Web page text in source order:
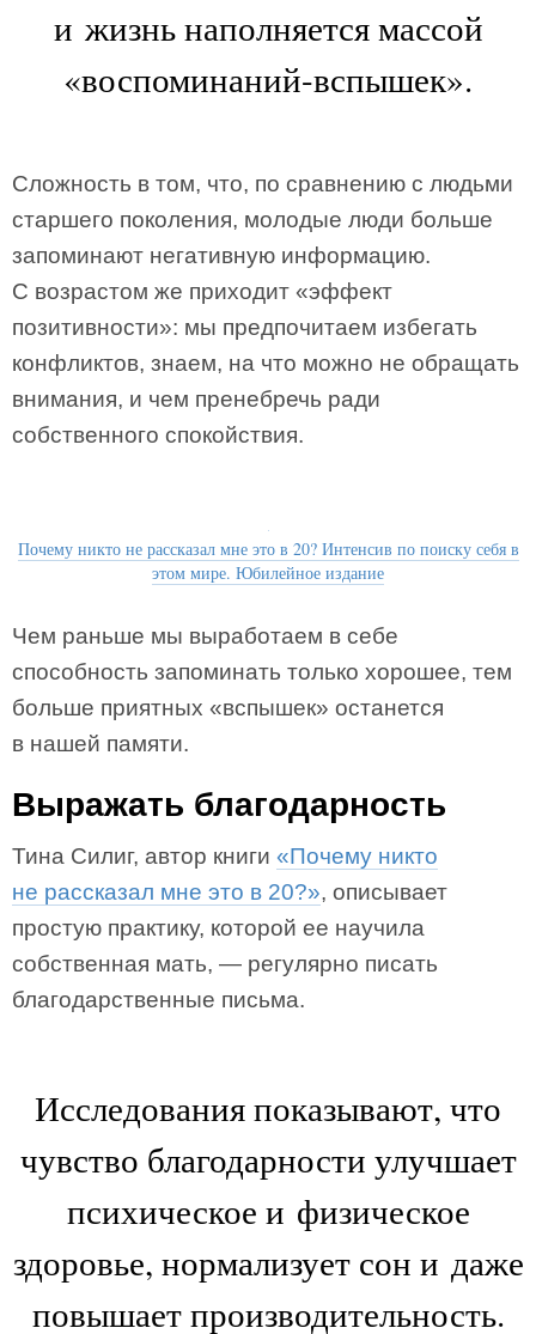
и жизнь наполняется массой
«воспоминаний-вспышек».
Сложность в том, что, по сравнению с людьми
старшего поколения, молодые люди больше
запоминают негативную информацию.
С возрастом же приходит «эффект
позитивности»: мы предпочитаем избегать
конфликтов, знаем, на что можно не обращать
внимания, и чем пренебречь ради
собственного спокойствия.
Почему никто не рассказал мне это в 20? Интенсив по поиску себя в
этом мире. Юбилейное издание
Чем раньше мы выработаем в себе
способность запоминать только хорошее, тем
больше приятных «вспышек» останется
в нашей памяти.
Выражать благодарность
Тина Силиг, автор книги «Почему никто
не рассказал мне это в 20?», описывает
простую практику, которой ее научила
собственная мать, — регулярно писать
благодарственные письма.
Исследования показывают, что
чувство благодарности улучшает
психическое и физическое
здоровье, нормализует сон и даже
повышает производительность.